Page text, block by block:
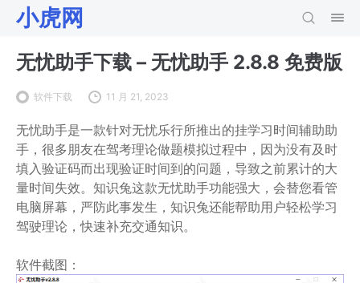
小虎网
无忧助手下载 – 无忧助手 2.8.8 免费版
软件下载 11 月 21, 2023
无忧助手是一款针对无忧乐行所推出的挂学习时间辅助助
手，很多朋友在驾考理论做题模拟过程中，因为没有及时
填入验证码而出现验证时间到的问题，导致之前累计的大
量时间失效。知识兔这款无忧助手功能强大，会替您看管
电脑屏幕，严防此事发生，知识兔还能帮助用户轻松学习
驾驶理论，快速补充交通知识。
软件截图：